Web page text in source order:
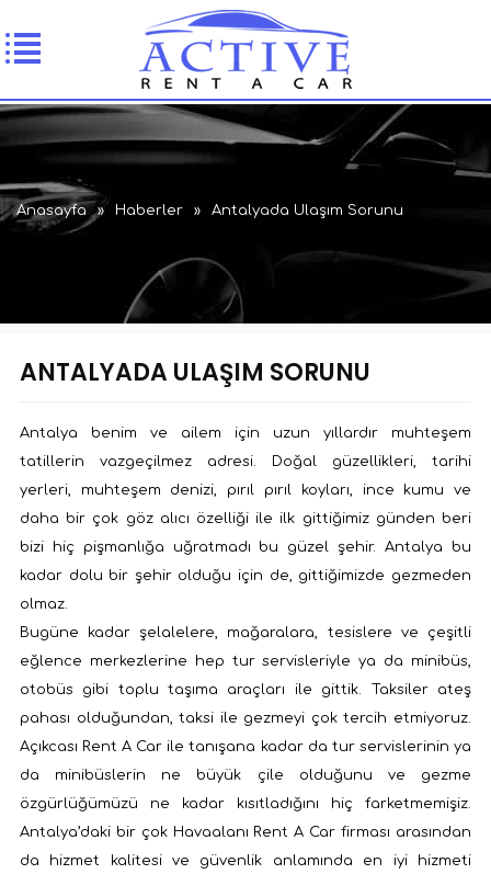
Anasayfa » Haberler » Antalyada Ulaşım Sorunu
ANTALYADA ULAŞIM SORUNU
Antalya benim ve ailem için uzun yıllardır muhteşem
tatillerin vazgeçilmez adresi. Doğal güzellikleri, tarihi
yerleri, muhteşem denizi, pırıl pırıl koyları, ince kumu ve
daha bir çok göz alıcı özelliği ile ilk gittiğimiz günden beri
bizi hiç pişmanlığa uğratmadı bu güzel şehir. Antalya bu
kadar dolu bir şehir olduğu için de, gittiğimizde gezmeden
olmaz.
Bugüne kadar şelalelere, mağaralara, tesislere ve çeşitli
eğlence merkezlerine hep tur servisleriyle ya da minibüs,
otobüs gibi toplu taşıma araçları ile gittik. Taksiler ateş
pahası olduğundan, taksi ile gezmeyi çok tercih etmiyoruz.
Açıkcası Rent A Car ile tanışana kadar da tur servislerinin ya
da minibüslerin ne büyük çile olduğunu ve gezme
özgürlüğümüzü ne kadar kısıtladığını hiç farketmemişiz.
Antalya’daki bir çok Havaalanı Rent A Car firması arasından
da hizmet kalitesi ve güvenlik anlamında en iyi hizmeti